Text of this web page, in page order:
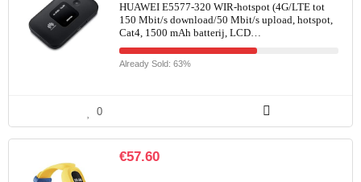
HUAWEI E5577-320 WIR-hotspot (4G/LTE tot
150 Mbit/s download/50 Mbit/s upload, hotspot,
Cat4, 1500 mAh batterij, LCD…
Already Sold: 63%
0
€57.60